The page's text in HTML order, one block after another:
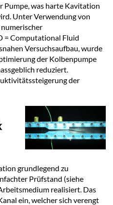
Pumpe, was harte Kavitation
Unter Verwendung von
= Computational Fluid
Versuchsaufbau, wurde
der Kolbenpumpe
reduziert.
der
grundlegend zu
Prüfstand (siehe
realisiert. Das
ein, welcher sich verengt